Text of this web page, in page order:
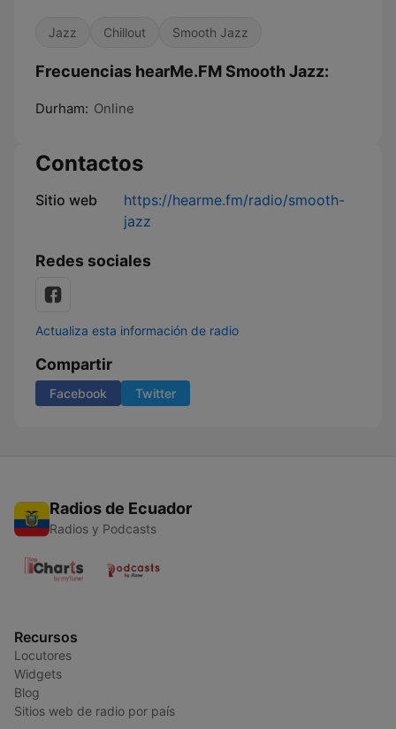
Jazz Chillout Smooth Jazz
Frecuencias hearMe.FM Smooth Jazz:
Durham: Online
Contactos
Sitio web
https://hearme.fm/radio/smooth-
jazz
Redes sociales
Actualiza esta información de radio
Compartir
Facebook Twitter
Radios de Ecuador
Radios y Podcasts
Recursos
Locutores
Widgets
Blog
Sitios web de radio por país